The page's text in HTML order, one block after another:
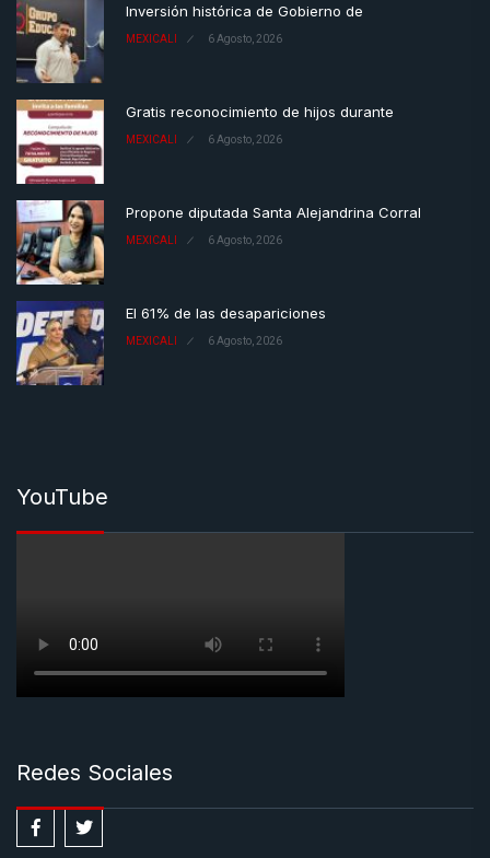
Inversión histórica de Gobierno de
MEXICALI 6 Agosto, 2026
Gratis reconocimiento de hijos durante
MEXICALI 6 Agosto, 2026
Propone diputada Santa Alejandrina Corral
MEXICALI 6 Agosto, 2026
El 61% de las desapariciones
MEXICALI 6 Agosto, 2026
YouTube
Redes Sociales